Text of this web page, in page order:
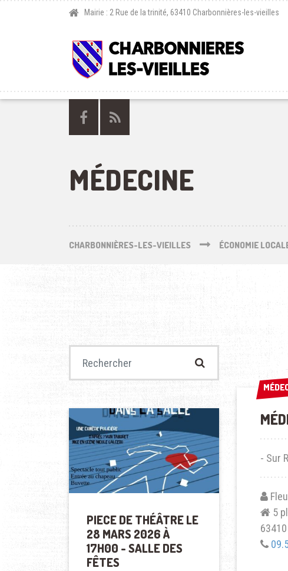
Mairie : 2 Rue de la trinité, 63410 Charbonnières-les-vieilles
MÉDECINE
CHARBONNIÈRES-LES-VIEILLES ÉCONOMIE
- Sur
5
PIECE DE THÉÂTRE LE
28 MARS 2026 À
17H00 - SALLE DES
FÊTES